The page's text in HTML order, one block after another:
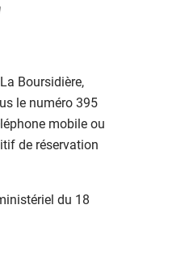
Boursidière,
le numéro 395
mobile ou
de réservation
du 18